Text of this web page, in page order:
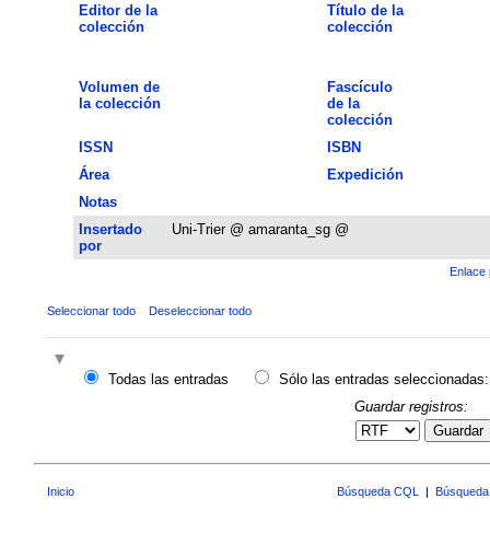
Editor de la
colección
Título de la
colección
Volumen de
la colección
Fascículo
de la
colección
ISSN
ISBN
Área
Expedición
Notas
Insertado
por
Uni-Trier @ amaranta_sg @
Enlace
Seleccionar todo Deseleccionar todo
Todas las entradas
Sólo las entradas seleccionadas:
Guardar registros:
Guardar
Inicio Búsqueda CQL